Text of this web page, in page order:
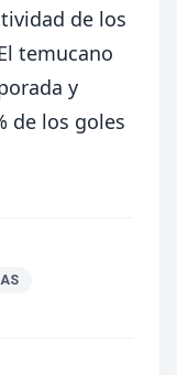
de los
temucano
y
de los goles